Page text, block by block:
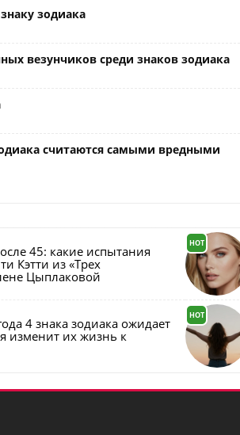
зодиака
везунчиков среди знаков зодиака
считаются самыми вредными
45: какие испытания
Кэтти из «Трех
Цыплаковой
HOT
4 знака зодиака ожидает
изменит их жизнь к
HOT